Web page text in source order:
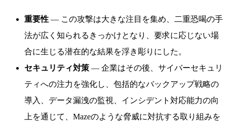
重要性 — この攻撃は大きな注目を集め、二重恐喝の手
法が広く知られるきっかけとなり、要求に応じない場
合に生じる潜在的な結果を浮き彫りにした。
セキュリティ対策 — 企業はその後、サイバーセキュリ
ティへの注力を強化し、包括的なバックアップ戦略の
導入、データ漏洩の監視、インシデント対応能力の向
上を通じて、Mazeのような脅威に対抗する取り組みを